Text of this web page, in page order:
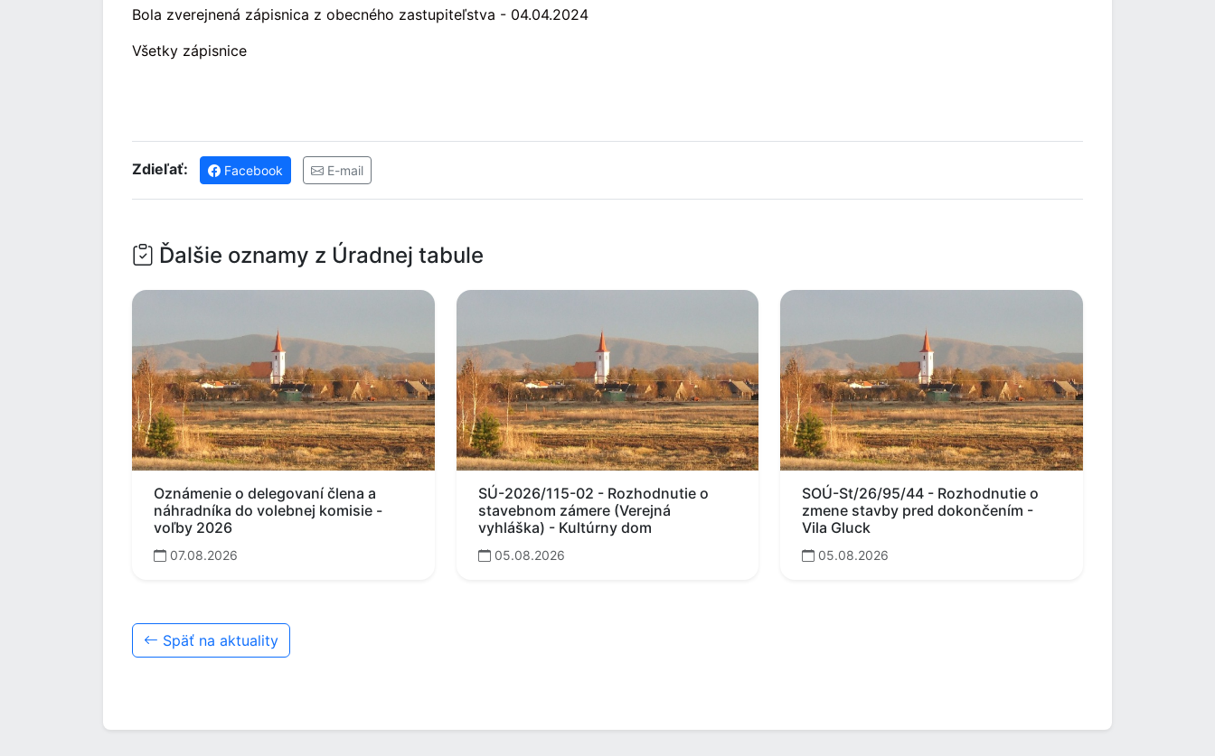
Bola zverejnená zápisnica z obecného zastupiteľstva - 04.04.2024
Všetky zápisnice
Zdieľať: Facebook E-mail
Ďalšie oznamy z Úradnej tabule
Oznámenie o delegovaní člena a
náhradníka do volebnej komisie -
voľby 2026
07.08.2026
SÚ-2026/115-02 - Rozhodnutie o
stavebnom zámere (Verejná
vyhláška) - Kultúrny dom
05.08.2026
SOÚ-St/26/95/44 - Rozhodnutie o
zmene stavby pred dokončením -
Vila Gluck
05.08.2026
Späť na aktuality